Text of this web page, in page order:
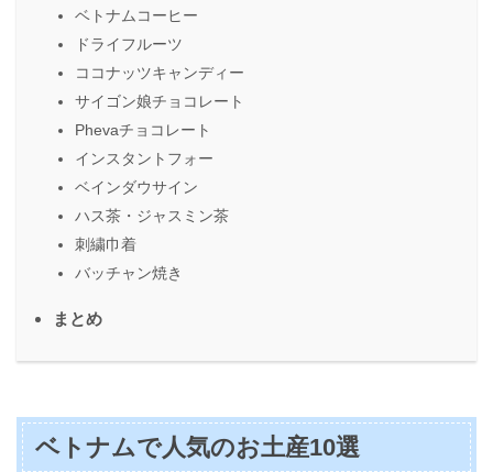
ベトナムコーヒー
ドライフルーツ
ココナッツキャンディー
サイゴン娘チョコレート
Phevaチョコレート
インスタントフォー
ベインダウサイン
ハス茶・ジャスミン茶
刺繍巾着
バッチャン焼き
まとめ
ベトナムで人気のお土産10選